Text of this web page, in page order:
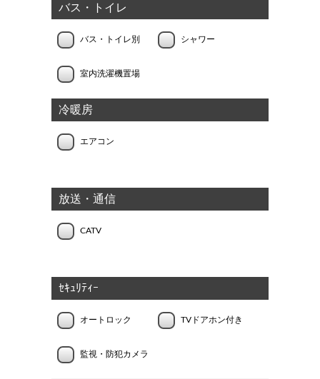
バス・トイレ
バス・トイレ別 シャワー
室内洗濯機置場
冷暖房
エアコン
放送・通信
CATV
ｾｷｭﾘﾃｨｰ
オートロック TVドアホン付き
監視・防犯カメラ